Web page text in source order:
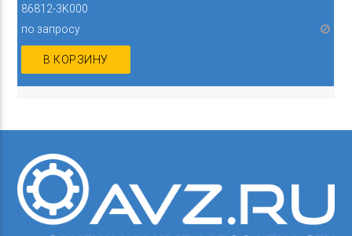
86812-3K000
по запросу
В КОРЗИНУ